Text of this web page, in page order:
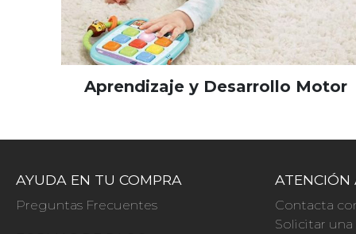
Aprendizaje y Desarrollo Motor
AYUDA EN TU COMPRA
Preguntas Frecuentes
ATENCIÓN
Contacta
Solicitar